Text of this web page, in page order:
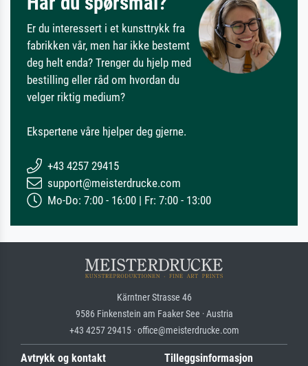
Er du interessert i et kunsttrykk fra
fabrikken vår, men har ikke bestemt
deg helt enda? Trenger du hjelp med
bestilling eller råd om hvordan du
velger riktig medium?
Ekspertene våre hjelper deg gjerne.
+43 4257 29415
support@meisterdrucke.com
Mo-Do: 7:00 - 16:00 | Fr: 7:00 - 13:00
Kärntner Strasse 46
9586 Finkenstein am Faaker See · Austria
+43 4257 29415 · office@meisterdrucke.com
Avtrykk og kontakt Tilleggsinformasjon